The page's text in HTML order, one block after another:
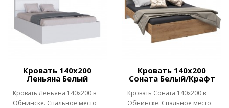
Кровать 140х200
Леньяна Белый
Кровать Леньяна 140х200 в
Обнинске. Спальное место
Кровать 140х200
Соната Белый/Крафт
Кровать Соната 140х200 в
Обнинске. Спальное место